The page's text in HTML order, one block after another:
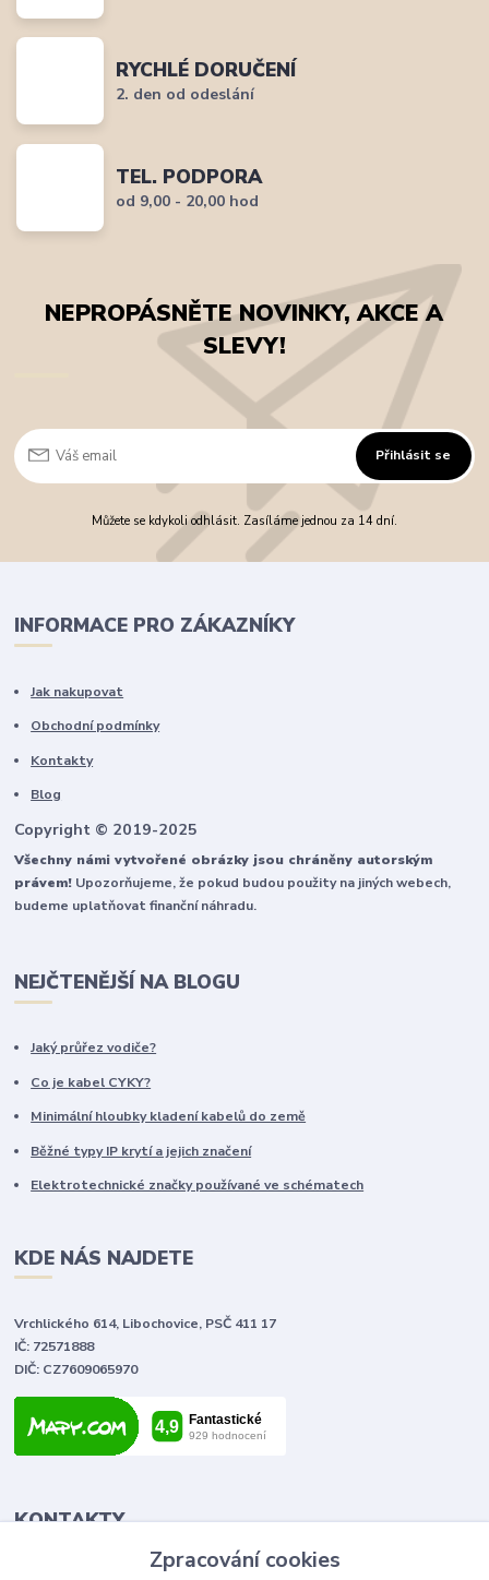
RYCHLÉ DORUČENÍ
2. den od odeslání
TEL. PODPORA
od 9,00 - 20,00 hod
NEPROPÁSNĚTE NOVINKY, AKCE A
SLEVY!
Přihlásit se
Můžete se kdykoli odhlásit. Zasíláme jednou za 14 dní.
INFORMACE PRO ZÁKAZNÍKY
Jak nakupovat
Obchodní podmínky
Kontakty
Blog
Copyright © 2019-2025
Všechny námi vytvořené obrázky jsou chráněny autorským
právem! Upozorňujeme, že pokud budou použity na jiných webech,
budeme uplatňovat finanční náhradu.
NEJČTENĚJŠÍ NA BLOGU
Jaký průřez vodiče?
Co je kabel CYKY?
Minimální hloubky kladení kabelů do země
Běžné typy IP krytí a jejich značení
Elektrotechnické značky používané ve schématech
KDE NÁS NAJDETE
Vrchlického 614, Libochovice, PSČ 411 17
IČ: 72571888
DIČ: CZ7609065970
KONTAKTY
Zpracování cookies